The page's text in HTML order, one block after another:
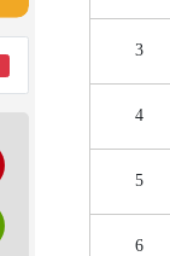
3
4
5
6